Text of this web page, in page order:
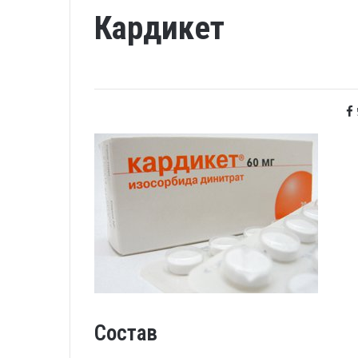
Кардикет
Состав